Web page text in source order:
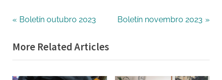
Navegación
de
entradas
P
e
v
i
Boletín outubro 2023
N
t
P
Boletín novembro 2023
More Related Articles